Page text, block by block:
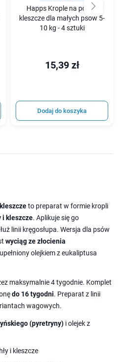
Happs Krople na pchły i
kleszcze dla małych psów 5-
10 kg - 4 sztuki
15,39 zł
Dodaj do koszyka
to preparat w formie kropli
i kleszcze. Aplikuje się go
linii kręgosłupa. Wersja dla psów
wyciąg ze złocienia
olejkiem z eukaliptusa
maksymalnie 4 tygodnie. Komplet
do 16 tygodni. Preparat z linii
wagowych.
(pyretryny) i olejek z
i kleszcze